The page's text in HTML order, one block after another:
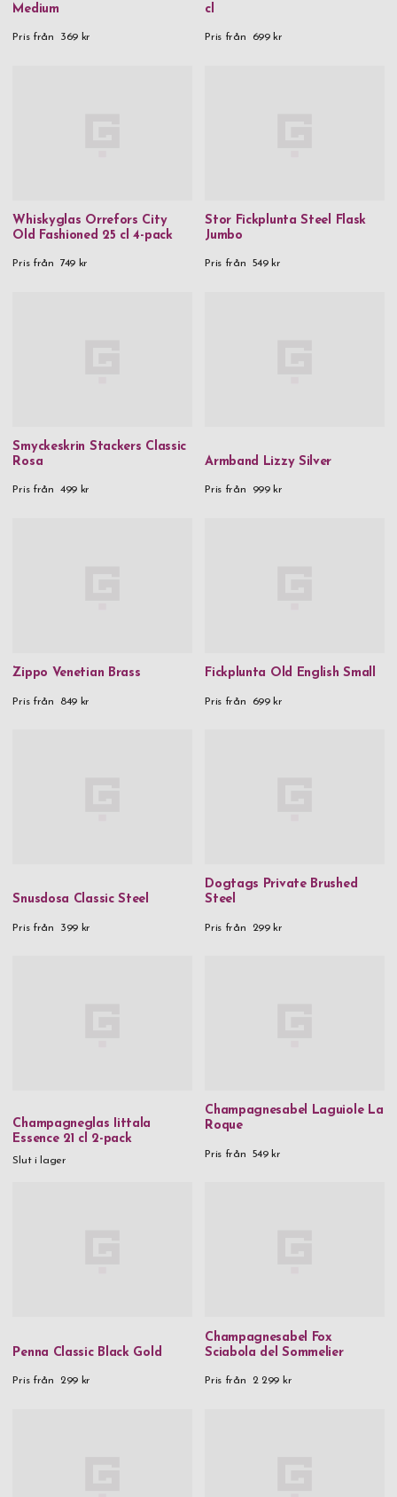
Medium
Pris från 369 kr
cl
Pris från 699 kr
Whiskyglas Orrefors City
Old Fashioned 25 cl 4-pack
Pris från 749 kr
Stor Fickplunta Steel Flask
Jumbo
Pris från 549 kr
Smyckeskrin Stackers Classic
Rosa
Pris från 499 kr
Armband Lizzy Silver
Pris från 999 kr
Zippo Venetian Brass
Pris från 849 kr
Fickplunta Old English Small
Pris från 699 kr
Snusdosa Classic Steel
Pris från 399 kr
Dogtags Private Brushed
Steel
Pris från 299 kr
Champagneglas Iittala
Essence 21 cl 2-pack
Slut i lager
Champagnesabel Laguiole La
Roque
Pris från 549 kr
Penna Classic Black Gold
Pris från 299 kr
Champagnesabel Fox
Sciabola del Sommelier
Pris från 2 299 kr